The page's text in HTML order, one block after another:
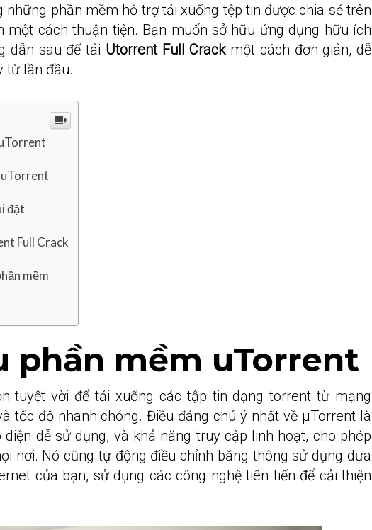
phần mềm hỗ trợ tải xuống tệp tin được chia sẻ trên
một cách thuận tiện. Bạn muốn sở hữu ứng dụng hữu ích
dẫn sau để tải Utorrent Full Crackmột cách đơn giản, dễ
từ lần đầu.
uTorrent
đặt
Full Crack
mềm
phần mềm uTorrent
tuyệt vời để tải xuống các tập tin dạng torrent từ mạng
tốc độ nhanh chóng. Điều đáng chú ý nhất về µTorrent là
dễ sử dụng, và khả năng truy cập linh hoạt, cho phép
nơi. Nó cũng tự động điều chỉnh băng thông sử dụng dựa
của bạn, sử dụng các công nghệ tiên tiến để cải thiện